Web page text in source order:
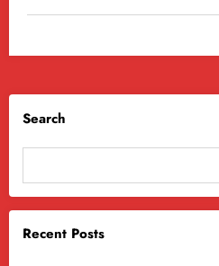
Search
Recent Posts